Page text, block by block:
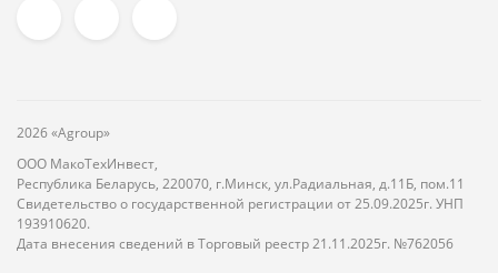
2026 «Agroup»
ООО МакоТехИнвест,
Республика Беларусь, 220070, г.Минск, ул.Радиальная, д.11Б, пом.11
Свидетельство о государственной регистрации от 25.09.2025г. УНП
193910620.
Дата внесения сведений в Торговый реестр 21.11.2025г. №762056